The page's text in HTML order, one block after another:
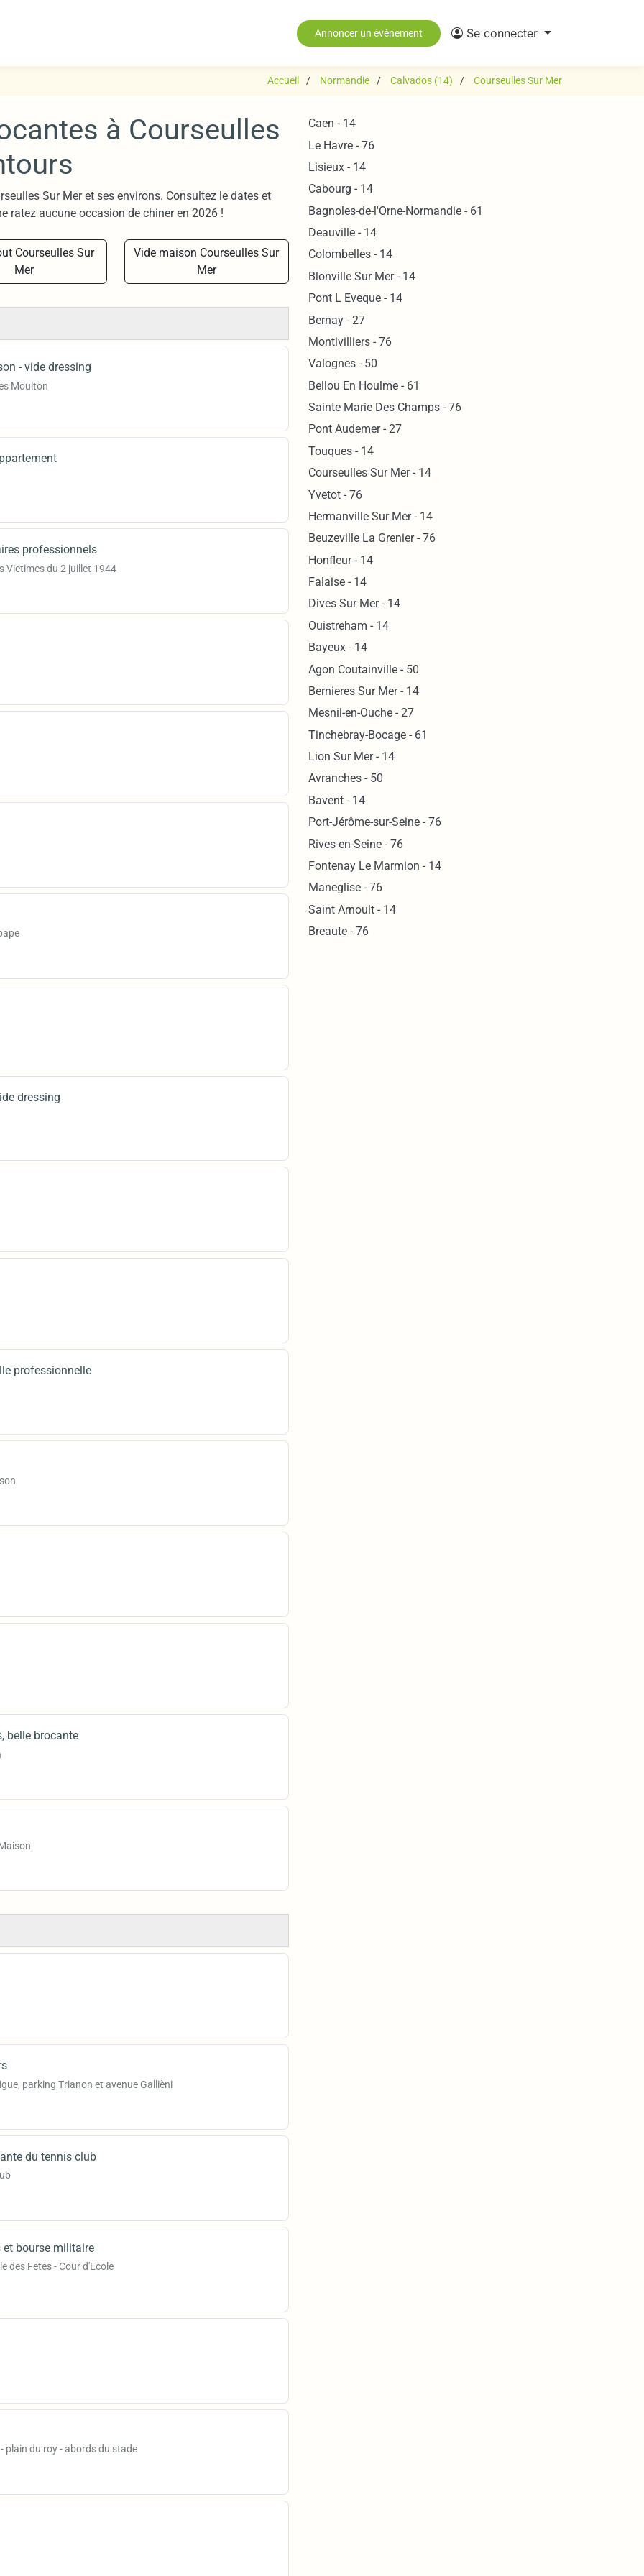
Annoncer un évènement Se connecter
Accueil Normandie Calvados (14) Courseulles Sur Mer
à Courseulles
Sur Mer et ses environs. Consultez le dates et
ratez aucune occasion de chiner en 2026 !
Courseulles Sur
Mer
Vide maison Courseulles Sur
Mer
- vide dressing
Moulton
professionnels
Victimes du 2 juillet 1944
dressing
professionnelle
belle brocante
parking Trianon et avenue Gallièni
du tennis club
et bourse militaire
des Fetes - Cour d'Ecole
plain du roy - abords du stade
Caen - 14
Le Havre - 76
Lisieux - 14
Cabourg - 14
Bagnoles-de-l'Orne-Normandie - 61
Deauville - 14
Colombelles - 14
Blonville Sur Mer - 14
Pont L Eveque - 14
Bernay - 27
Montivilliers - 76
Valognes - 50
Bellou En Houlme - 61
Sainte Marie Des Champs - 76
Pont Audemer - 27
Touques - 14
Courseulles Sur Mer - 14
Yvetot - 76
Hermanville Sur Mer - 14
Beuzeville La Grenier - 76
Honfleur - 14
Falaise - 14
Dives Sur Mer - 14
Ouistreham - 14
Bayeux - 14
Agon Coutainville - 50
Bernieres Sur Mer - 14
Mesnil-en-Ouche - 27
Tinchebray-Bocage - 61
Lion Sur Mer - 14
Avranches - 50
Bavent - 14
Port-Jérôme-sur-Seine - 76
Rives-en-Seine - 76
Fontenay Le Marmion - 14
Maneglise - 76
Saint Arnoult - 14
Breaute - 76